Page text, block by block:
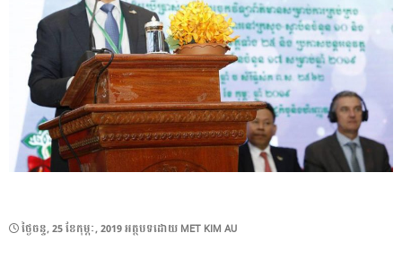
POSTED
ថ្ងៃ​ចន្ទ, 25 ខែ​កុម្ភៈ, 2019អត្ថបទដោយ MET KIM AU